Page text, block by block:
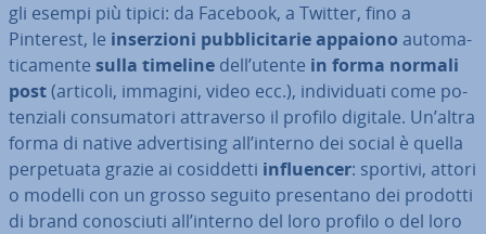
gli esempi più tipici: da Facebook, a Twitter, fino a
Pinterest, le in­ser­zio­ni pub­bli­ci­ta­rie appaiono au­to­ma­
ti­ca­men­te sulla timeline dell’utente in forma normali
post(articoli, immagini, video ecc.), in­di­vi­dua­ti come po­
ten­zia­li con­su­ma­to­ri at­tra­ver­so il profilo digitale. Un’altra
forma di native ad­ver­ti­sing all’interno dei social è quella
per­pe­tua­ta grazie ai co­sid­det­ti in­fluen­cer: sportivi, attori
o modelli con un grosso seguito pre­sen­ta­no dei prodotti
di brand co­no­sciu­ti all’interno del loro profilo o del loro